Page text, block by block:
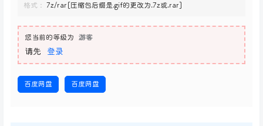
格式：
7z/rar[压缩包后缀是.gif的更改为.7z或.rar]
您当前的等级为 游客
请先 登录
百度网盘 百度网盘